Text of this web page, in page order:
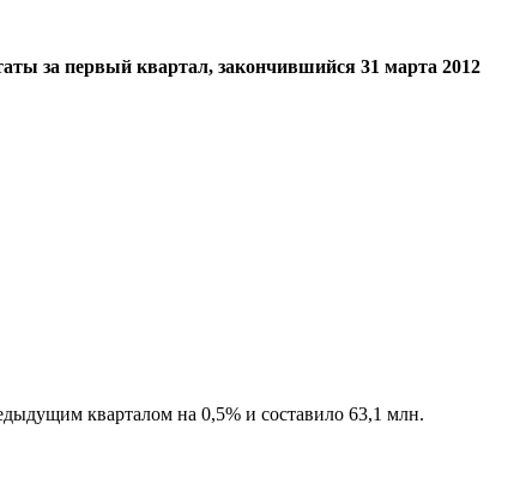
за первый квартал, закончившийся 31 марта 2012
кварталом на 0,5% и составило 63,1 млн.